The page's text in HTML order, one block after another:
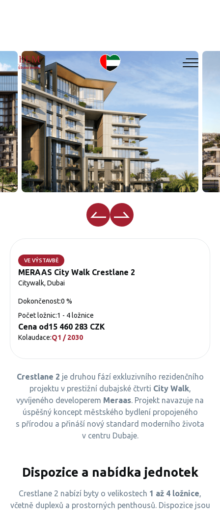
MERAAS City Walk Crestlane 2
VE VÝSTAVBĚ
MERAAS City Walk Crestlane 2
Citywalk, Dubai
Dokončenost:0 %
Počet ložnic:1 - 4 ložnice
Cena od15 460 283 CZK
Kolaudace:Q1 / 2030
Crestlane 2 je druhou fází exkluzivního rezidenčního
projektu v prestižní dubajské čtvrti City Walk,
vyvíjeného developerem Meraas. Projekt navazuje na
úspěšný koncept městského bydlení propojeného
s přírodou a přináší nový standard moderního života
v centru Dubaje.
Dispozice a nabídka jednotek
Crestlane 2 nabízí byty o velikostech 1 až 4 ložnice,
včetně duplexů a prostorných penthousů. Dispozice jsou